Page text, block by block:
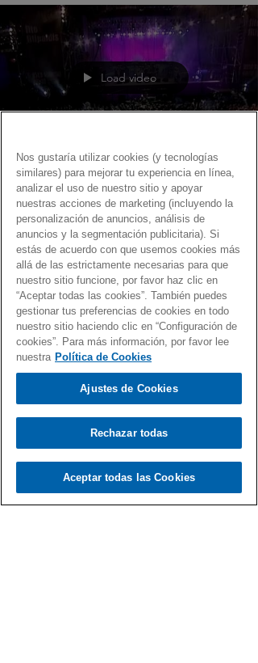
Load video
Fernando Martín
El Gen Dro es... ¡alegría!
Una selección de vídeos y canciones para
la felicidad
Nos gustaría utilizar cookies (y tecnologías
similares) para mejorar tu experiencia en línea,
analizar el uso de nuestro sitio y apoyar
nuestras acciones de marketing (incluyendo la
personalización de anuncios, análisis de
anuncios y la segmentación publicitaria). Si
estás de acuerdo con que usemos cookies más
allá de las estrictamente necesarias para que
nuestro sitio funcione, por favor haz clic en
“Aceptar todas las cookies”. También puedes
gestionar tus preferencias de cookies en todo
nuestro sitio haciendo clic en “Configuración de
cookies”. Para más información, por favor lee
nuestra Política de Cookies
Ajustes de Cookies
Rechazar todas
Aceptar todas las Cookies